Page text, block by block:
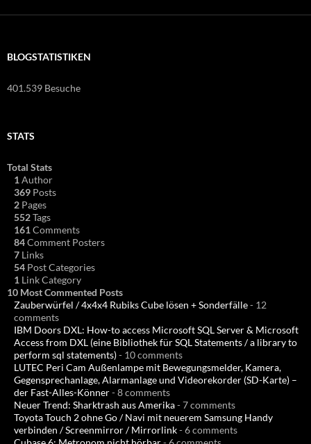
BLOGSTATISTIKEN
401.539 Besuche
STATS
Total Stats
1 Author
369 Posts
2 Pages
552Tags
161 Comments
84Comment Posters
7 Links
54 Post Categories
1 Link Category
10 Most Commented Posts
Zauberwürfel / 4x4x4 Rubiks Cube lösen + Sonderfälle- 12
comments
IBM Doors DXL: How-to access Microsoft SQL Server & Microsoft
Access from DXL (eine Bibliothek für SQL Statements / a library to
perform sql statements)- 10 comments
LUTEC Peri Cam Außenlampe mit Bewegungsmelder, Kamera,
Gegensprechanlage, Alarmanlage und Videorekorder (SD-Karte) –
der Fast-Alles-Könner- 8 comments
Neuer Trend: Sharktrash aus Amerika- 7 comments
Toyota Touch 2 ohne Go / Navi mit neuerem Samsung Handy
verbinden / Screenmirror / Mirrorlink- 6 comments